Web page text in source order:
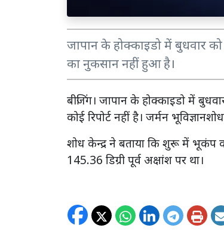
जापान के होक्काइडो में बुधवार
का नुकसान नहीं हुआ है।
बीजिंग। जापान के होक्काइडो में
कोई रिपोर्ट नहीं है। जर्मन
शोध केन्द्र ने बताया कि शुरू में भूकंप
145.36 डिग्री पूर्व अक्षांश पर था।